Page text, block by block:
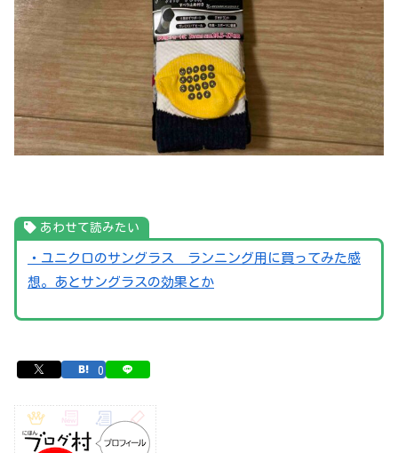
あわせて読みたい
・ユニクロのサングラス ランニング用に買ってみた感
想。あとサングラスの効果とか
0